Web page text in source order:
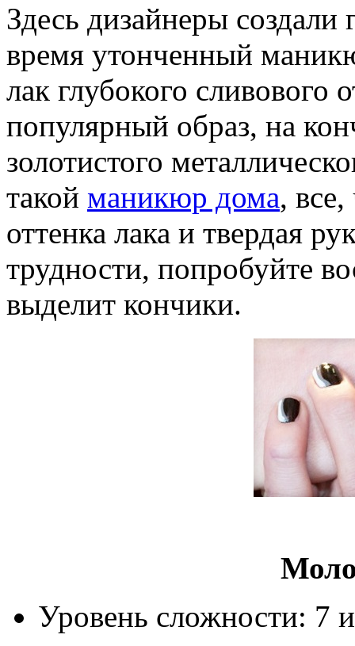
Здесь дизайнеры
время утонченный
лак глубокого сливового
популярный образ, на
золотистого
такой маникюр дома,
оттенка лака и твердая
трудности, попробуйте
выделит кончики.
Уровень сложности: 7